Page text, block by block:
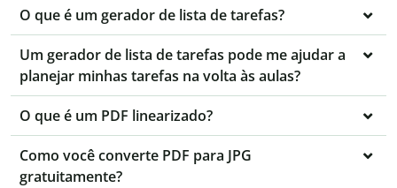
O que é um gerador de lista de tarefas?
Um gerador de lista de tarefas pode me ajudar a
planejar minhas tarefas na volta às aulas?
O que é um PDF linearizado?
Como você converte PDF para JPG
gratuitamente?